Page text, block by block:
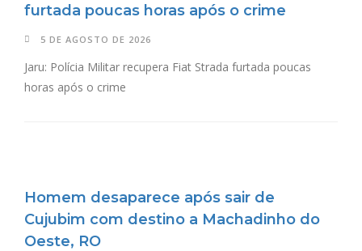
furtada poucas horas após o crime
5 DE AGOSTO DE 2026
Jaru: Polícia Militar recupera Fiat Strada furtada poucas
horas após o crime
Homem desaparece após sair de
Cujubim com destino a Machadinho do
Oeste, RO